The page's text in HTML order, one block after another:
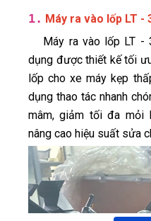
1. Máy ra vào lốp LT -
Máy ra vào lốp LT -
dụng được thiết kế tối
lốp cho xe máy kẹp
dụng thao tác nhanh
mâm, giảm tối đa mỏi
nâng cao hiệu suất sửa